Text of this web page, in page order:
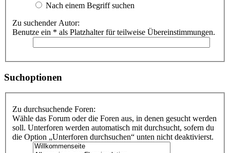
Nach einem Begriff suchen
Zu suchender Autor:
Benutze ein * als Platzhalter für teilweise Übereinstimmungen.
Suchoptionen
Zu durchsuchende Foren:
Wähle das Forum oder die Foren aus, in denen gesucht werden
soll. Unterforen werden automatisch mit durchsucht, sofern du
die Option „Unterforen durchsuchen“ unten nicht deaktivierst.